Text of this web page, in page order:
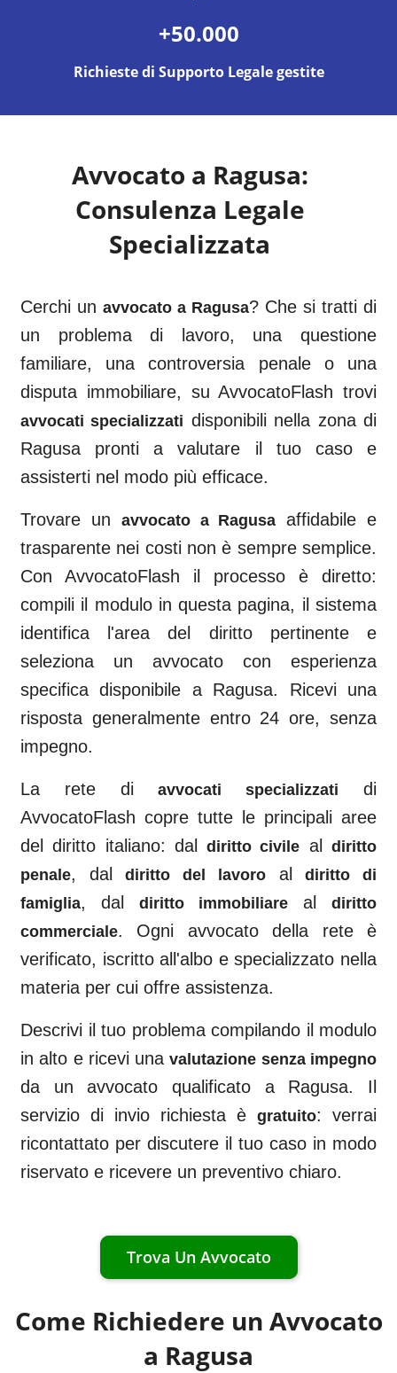
+50.000
Richieste di Supporto Legale gestite
Avvocato a Ragusa:
Consulenza Legale
Specializzata
Cerchi un avvocato a Ragusa? Che si tratti di
un problema di lavoro, una questione
familiare, una controversia penale o una
disputa immobiliare, su AvvocatoFlash trovi
avvocati specializzati disponibili nella zona di
Ragusa pronti a valutare il tuo caso e
assisterti nel modo più efficace.
Trovare un avvocato a Ragusa
affidabile e
trasparente nei costi non è sempre semplice.
Con AvvocatoFlash il processo è diretto:
compili il modulo in questa pagina, il sistema
identifica l'area del diritto pertinente e
seleziona un avvocato con esperienza
specifica disponibile a Ragusa. Ricevi una
risposta generalmente entro 24 ore, senza
impegno.
La rete diavvocati specializzati
di
AvvocatoFlash copre tutte le principali aree
del diritto italiano: daldiritto civile al
diritto
penale, dal diritto del lavoroal
diritto di
famiglia, dal diritto immobiliare al
diritto
commerciale. Ogni avvocato della rete è
verificato, iscritto all'albo e specializzato nella
materia per cui offre assistenza.
Descrivi il tuo problema compilando il modulo
in alto e ricevi unavalutazione senza impegno
da un avvocato qualificato a Ragusa. Il
servizio di invio richiesta è gratuito: verrai
ricontattato per discutere il tuo caso in modo
riservato e ricevere un preventivo chiaro.
Trova Un Avvocato
Come Richiedere un Avvocato
a Ragusa